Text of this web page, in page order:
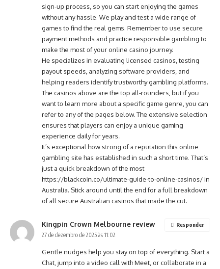
sign-up process, so you can start enjoying the games
without any hassle. We play and test a wide range of
games to find the real gems. Remember to use secure
payment methods and practice responsible gambling to
make the most of your online casino journey.
He specializes in evaluating licensed casinos, testing
payout speeds, analyzing software providers, and
helping readers identify trustworthy gambling platforms.
The casinos above are the top all-rounders, but if you
want to learn more about a specific game genre, you can
refer to any of the pages below. The extensive selection
ensures that players can enjoy a unique gaming
experience daily for years.
It’s exceptional how strong of a reputation this online
gambling site has established in such a short time. That’s
just a quick breakdown of the most
https://blackcoin.co/ultimate-guide-to-online-casinos/in
Australia. Stick around until the end for a full breakdown
of all secure Australian casinos that made the cut.
Kingpin Crown Melbourne review
27 de dezembro de 2025 às 11:02
Gentle nudges help you stay on top of everything. Start a
Chat, jump into a video call with Meet, or collaborate in a
Responder